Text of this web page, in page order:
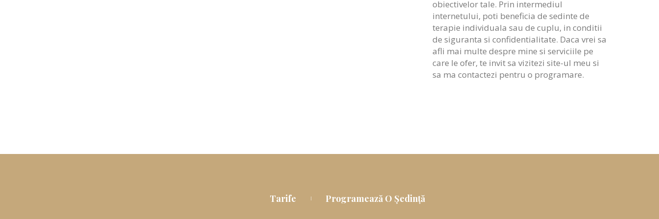
obiectivelor tale. Prin intermediul
internetului, poti beneficia de sedinte de
terapie individuala sau de cuplu, in conditii
de siguranta si confidentialitate. Daca vrei sa
afli mai multe despre mine si serviciile pe
care le ofer, te invit sa vizitezi site-ul meu si
sa ma contactezi pentru o programare.
Tarife Programează O Ședință